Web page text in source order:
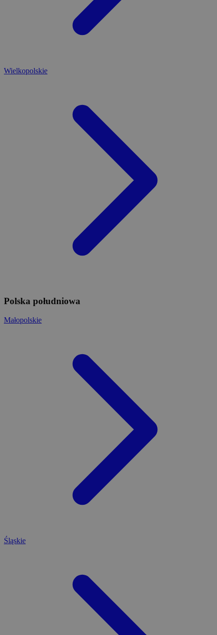
Wielkopolskie
Polska południowa
Małopolskie
Śląskie